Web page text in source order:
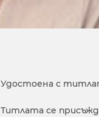
Удостоена с
Титлата се